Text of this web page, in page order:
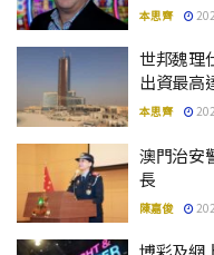
本思齊
世邦魏理
出資最高
本思齊
澳門治安
長
陳嘉俊